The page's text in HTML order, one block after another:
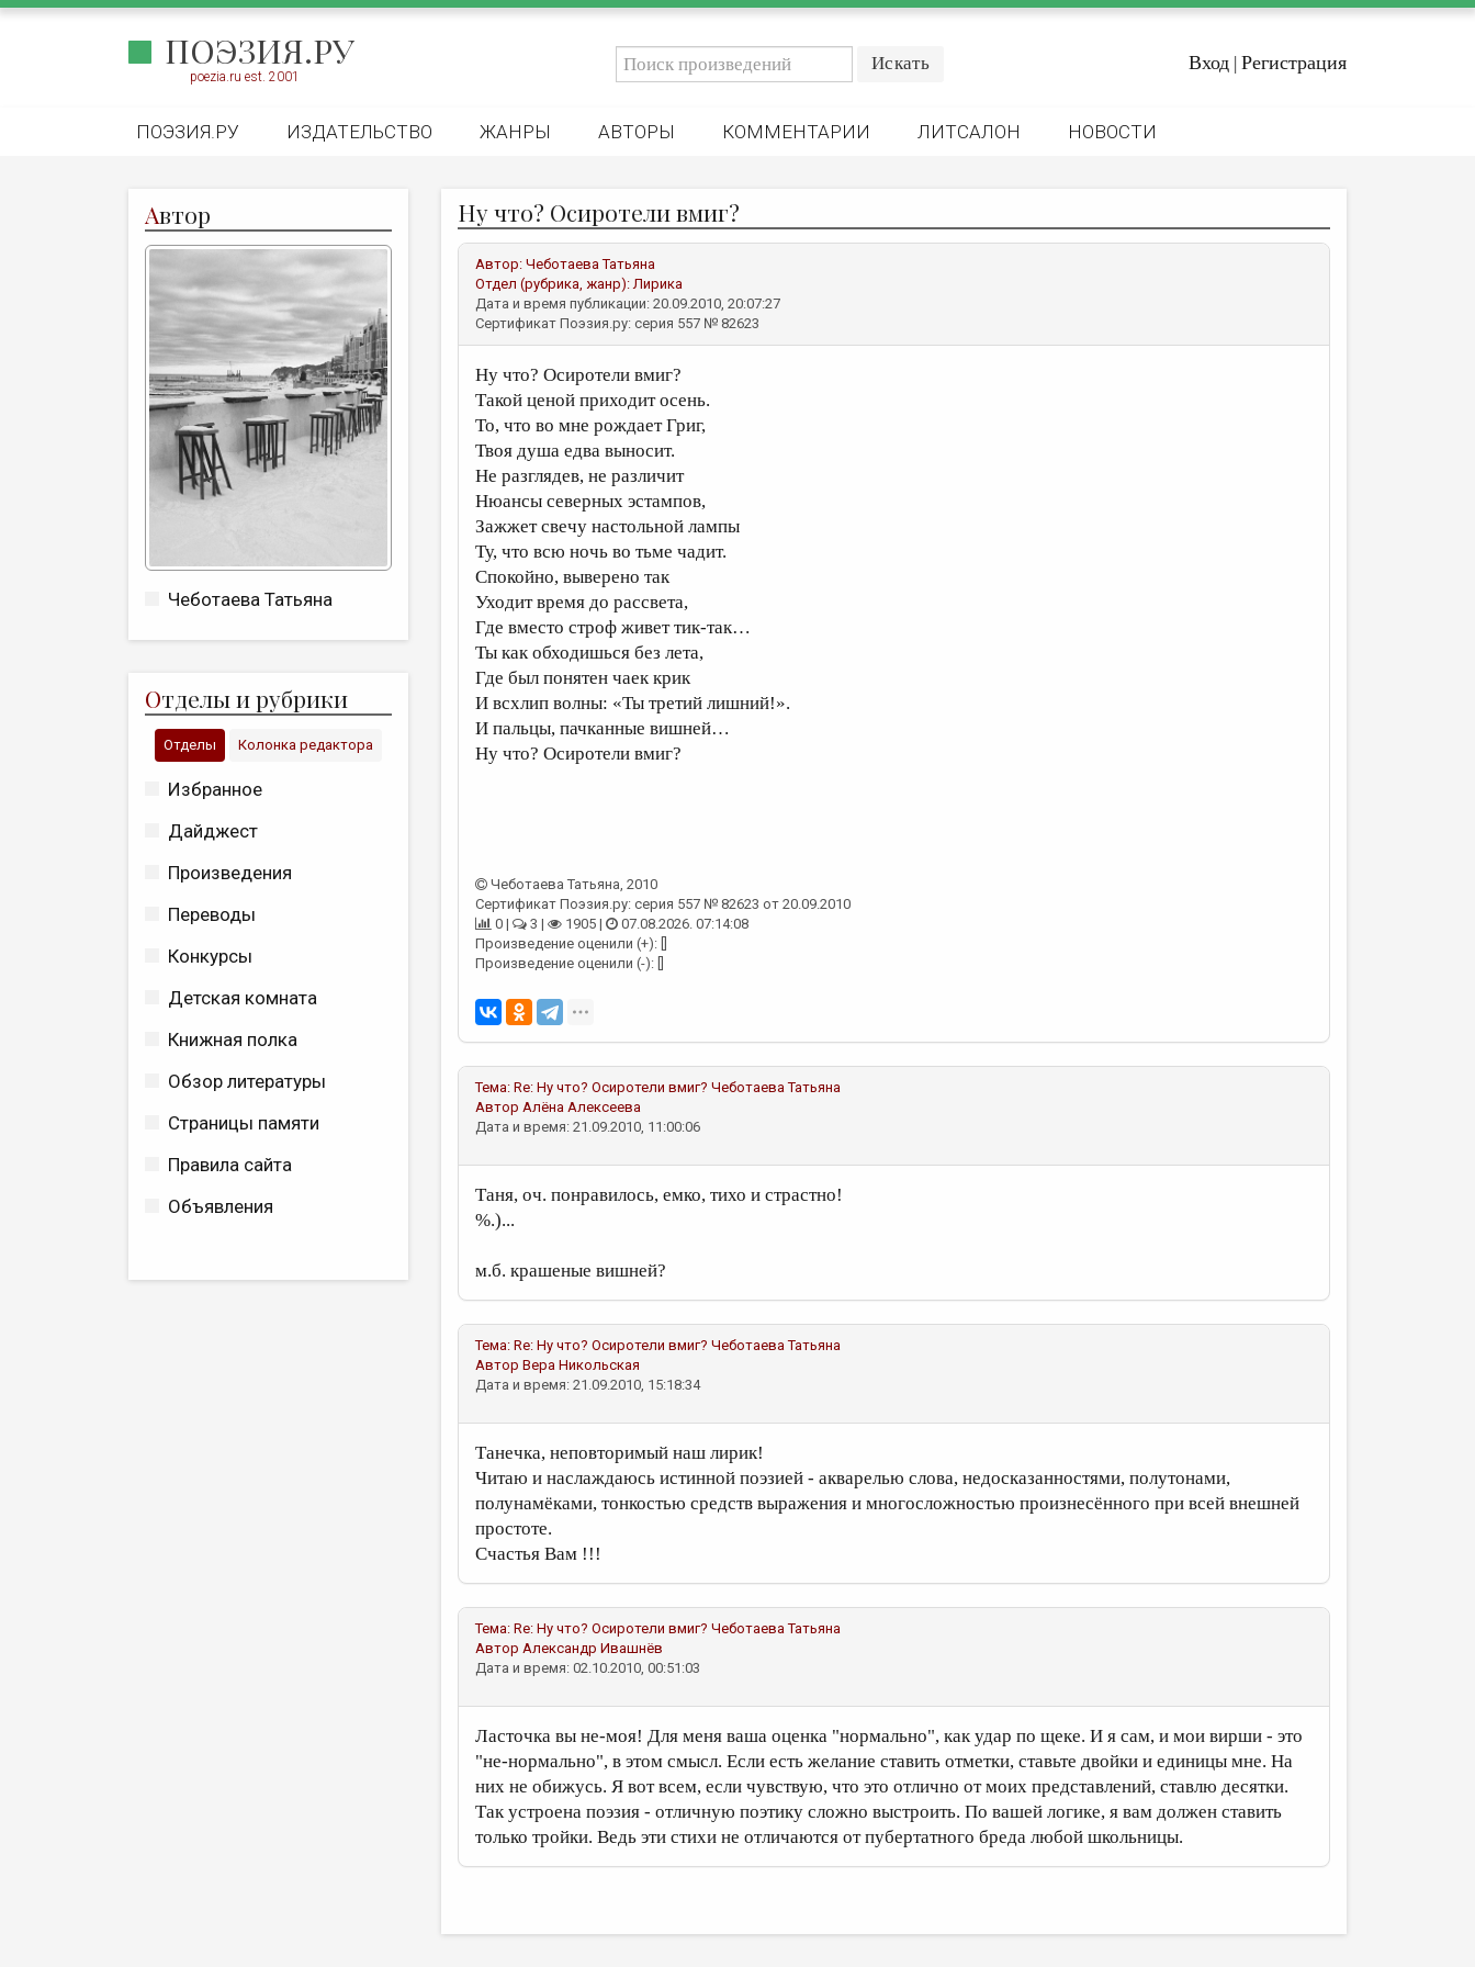
ПОЭЗИЯ.РУ
poezia.ru est. 2001
Вход | Регистрация
ПОЭЗИЯ.РУ ИЗДАТЕЛЬСТВО ЖАНРЫ АВТОРЫ КОММЕНТАРИИ ЛИТСАЛОН НОВОСТИ
Автор
Чеботаева Татьяна
Отделы и рубрики
Отделы Колонка редактора
Избранное
Дайджест
Произведения
Переводы
Конкурсы
Детская комната
Книжная полка
Обзор литературы
Страницы памяти
Правила сайта
Объявления
Ну что? Осиротели вмиг?
Автор: Чеботаева Татьяна
Отдел (рубрика, жанр):Лирика
Дата и время публикации: 20.09.2010, 20:07:27
Сертификат Поэзия.ру: серия 557 № 82623
Ну что? Осиротели вмиг?
Такой ценой приходит осень.
То, что во мне рождает Григ,
Твоя душа едва выносит.
Не разглядев, не различит
Нюансы северных эстампов,
Зажжет свечу настольной лампы
Ту, что всю ночь во тьме чадит.
Спокойно, выверено так
Уходит время до рассвета,
Где вместо строф живет тик-так…
Ты как обходишься без лета,
Где был понятен чаек крик
И всхлип волны: «Ты третий лишний!».
И пальцы, пачканные вишней…
Ну что? Осиротели вмиг?
Чеботаева Татьяна, 2010
Сертификат Поэзия.ру: серия 557 № 82623 от 20.09.2010
0 |
3 | 1905 |
07.08.2026. 07:14:08
Произведение оценили (+): []
Произведение оценили (-): []
Тема: Re: Ну что? Осиротели вмиг? Чеботаева Татьяна
Автор Алёна Алексеева
Дата и время: 21.09.2010, 11:00:06
Таня, оч. понравилось, емко, тихо и страстно!
%.)...
м.б. крашеные вишней?
Тема: Re: Ну что? Осиротели вмиг? Чеботаева Татьяна
Автор Вера Никольская
Дата и время: 21.09.2010, 15:18:34
Танечка, неповторимый наш лирик!
Читаю и наслаждаюсь истинной поэзией - акварелью слова, недосказанностями, полутонами,
полунамёками, тонкостью средств выражения и многосложностью произнесённого при всей внешней
простоте.
Счастья Вам !!!
Тема: Re: Ну что? Осиротели вмиг? Чеботаева Татьяна
Автор Александр Ивашнёв
Дата и время: 02.10.2010, 00:51:03
Ласточка вы не-моя! Для меня ваша оценка "нормально", как удар по щеке. И я сам, и мои вирши - это
"не-нормально", в этом смысл. Если есть желание ставить отметки, ставьте двойки и единицы мне. На
них не обижусь. Я вот всем, если чувствую, что это отлично от моих представлений, ставлю десятки.
Так устроена поэзия - отличную поэтику сложно выстроить. По вашей логике, я вам должен ставить
только тройки. Ведь эти стихи не отличаются от пубертатного бреда любой школьницы.